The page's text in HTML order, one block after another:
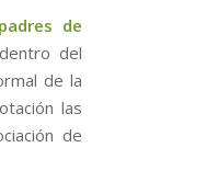
de
del
de la
las
de